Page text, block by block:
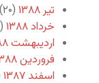
تیر ۱۳۸۸
(۲۰)
خرداد ۱۳۸۸
(۴۰)
اردیبهشت ۱۳۸۸
فروردین ۱۳۸۸
اسفند ۱۳۸۷